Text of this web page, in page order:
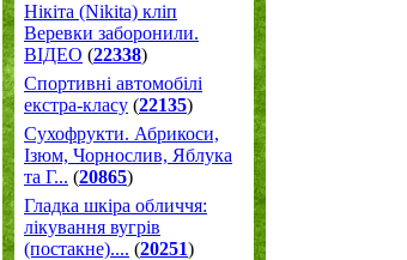
Нікіта (Nikita) кліп
Веревки заборонили.
ВІДЕО (22338)
Спортивні автомобілі
екстра-класу (22135)
Cухофрукти. Абрикоси,
Ізюм, Чорнослив, Яблука
та Г... (20865)
Гладка шкіра обличчя:
лікування вугрів
(постакне).... (20251)